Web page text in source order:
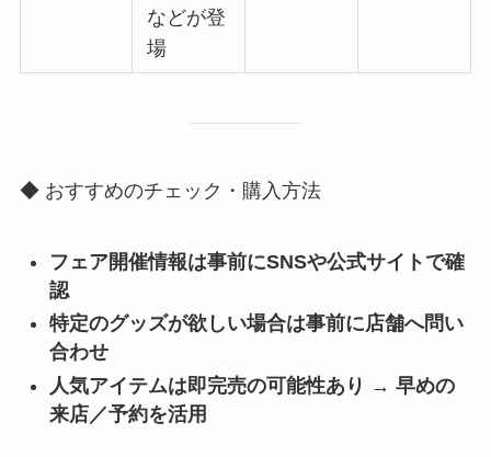
などが登
場
◆ おすすめのチェック・購入方法
フェア開催情報は事前にSNSや公式サイトで確
認
特定のグッズが欲しい場合は事前に店舗へ問い
合わせ
人気アイテムは即完売の可能性あり → 早めの
来店／予約を活用